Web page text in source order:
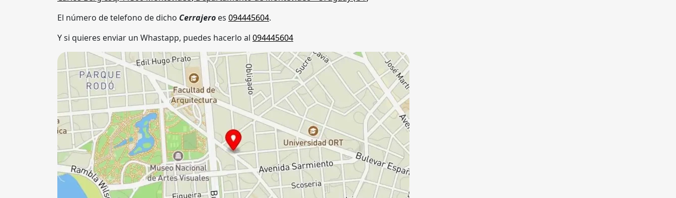
El número de telefono de dicho Cerrajero es 094445604.
Y si quieres enviar un Whastapp, puedes hacerlo al 094445604